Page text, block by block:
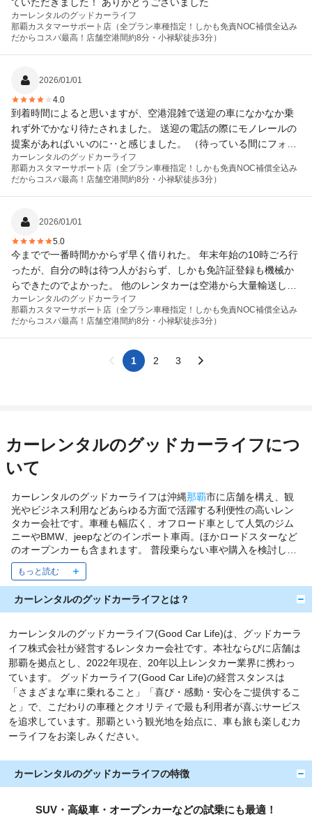
カーレンタルのグッドカーライフ
那覇カスタマーサポート店（全プラン車種指定！しかも免責NOC補償全込み
だからコスパ最高！店舗空港間約8分・小禄駅徒歩3分）
2026/01/01
4.0
到着時間によると思いますが、空港混雑で送迎の車になかなか乗
れず外でかなり待たされました。 送迎の電話の際にモノレールの
提案があればいいのに‥と感じました。 （待っている間にフォロ
ーの電話は入ってます） スタッフさんの対応は問題なかったです
カーレンタルのグッドカーライフ
那覇カスタマーサポート店（全プラン車種指定！しかも免責NOC補償全込み
だからコスパ最高！店舗空港間約8分・小禄駅徒歩3分）
2026/01/01
5.0
今までで一番時間かからず早く借りれた。 年末年始の10時ごろ行
ったが、自分の時は待つ人がおらず、しかも免許証登録も機械か
らできたのでよかった。 他のレンタカーは空港から大量輸送して
大量に同じ時間で捌くため待つがそれがなくてよかった。
カーレンタルのグッドカーライフ
那覇カスタマーサポート店（全プラン車種指定！しかも免責NOC補償全込み
だからコスパ最高！店舗空港間約8分・小禄駅徒歩3分）
1 2 3
カーレンタルのグッドカーライフにつ
いて
カーレンタルのグッドカーライフは沖縄那覇市に店舗を構え、観
光やビジネス利用などあらゆる方面で活躍する利便性の高いレン
タカー会社です。車種も幅広く、オフロード車として人気のジム
ニーやBMW、jeepなどのインポート車両。ほかロードスターなど
のオープンカーも含まれます。 普段乗らない車や購入を検討して
いる車など、試乗感覚でのレンタカー利用も可能。国産車も家族
旅行向けのものまで複数用意され、あらゆる需要に対応・活躍す
るレンタカー会社と言えるでしょう。
約款・規約(PDF)
カーレンタルのグッドカーライフとは？
カーレンタルのグッドカーライフ(Good Car Life)は、グッドカーラ
イフ株式会社が経営するレンタカー会社です。本社ならびに店舗は
那覇を拠点とし、2022年現在、20年以上レンタカー業界に携わっ
ています。 グッドカーライフ(Good Car Life)の経営スタンスは
「さまざまな車に乗れること」「喜び・感動・安心をご提供するこ
と」で、こだわりの車種とクオリティで最も利用者が喜ぶサービス
を追求しています。那覇という観光地を始点に、車も旅も楽しむカ
ーライフをお楽しみください。
カーレンタルのグッドカーライフの特徴
SUV・高級車・オープンカーなどの試乗にも最適！